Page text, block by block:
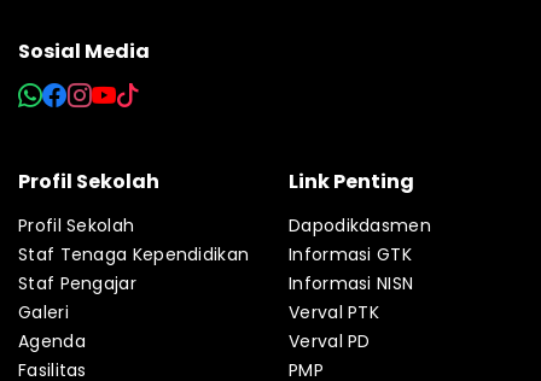
Sosial Media
Profil Sekolah
Profil Sekolah
Staf Tenaga Kependidikan
Staf Pengajar
Galeri
Agenda
Fasilitas
Link Penting
Dapodikdasmen
Informasi GTK
Informasi NISN
Verval PTK
Verval PD
PMP